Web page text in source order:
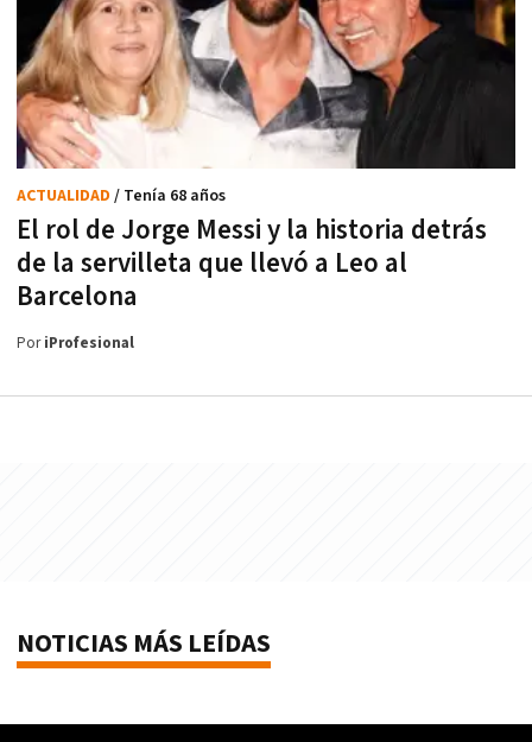
El rol de Jorge Messi y la historia detrás
de la servilleta que llevó a Leo al
Barcelona
ACTUALIDAD / Tenía 68 años
PoriProfesional
NOTICIAS MÁS LEÍDAS